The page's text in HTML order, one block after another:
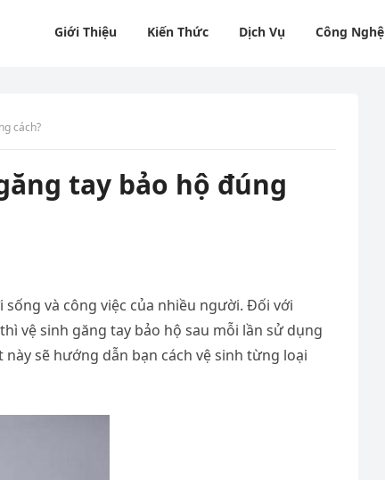
Giới Thiệu Kiến Thức Dịch Vụ Công Nghệ
cách?
tay bảo hộ đúng
và công việc của nhiều người. Đối với
vệ sinh găng tay bảo hộ sau mỗi lần sử dụng
sẽ hướng dẫn bạn cách vệ sinh từng loại